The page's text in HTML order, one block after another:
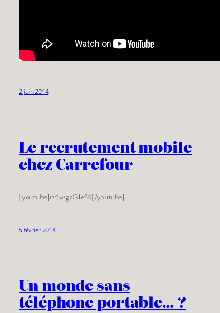
2 juin 2014
Le recrutement mobile
chez Carrefour
[youtube]rv1wgaGIe54[/youtube]
5 février 2014
Un monde sans
téléphone portable… ?